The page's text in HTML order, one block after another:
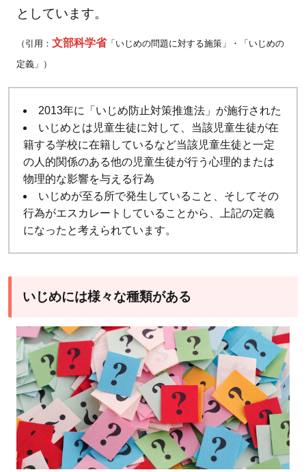
い
じ
め
策
や
取
り
組
み
4.1
指導
の確
立
4.2
生徒
への
適切
な教
育指
としています。
（引用： 文部科学省「いじめの問題に対する施策」・「いじめの
定義」）
2013年に「いじめ防止対策推進法」が施行された
いじめとは児童生徒に対して、当該児童生徒が在
籍する学校に在籍しているなど当該児童生徒と一定
の人的関係のある他の児童生徒が行う心理的または
物理的な影響を与える行為
いじめが至る所で発生していること、そしてその
行為がエスカレートしていることから、上記の定義
になったと考えられています。
いじめには様々な種類がある